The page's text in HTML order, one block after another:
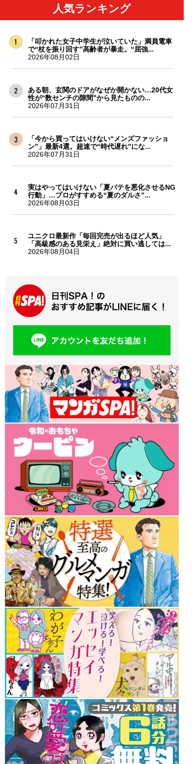
人気ランキング
「叩かれた女子中学生が泣いていた」満員電車
で“杖を振り回す”高齢者が暴走。“屈強...
2026年08月02日
ある朝、玄関のドアがなぜか開かない…20代女
性が“数センチの隙間”から見たものの...
2026年07月31日
「今から買ってはいけない“メンズファッショ
ン”」最新4選。超速で“時代遅れ”にな...
2026年07月31日
実はやってはいけない「夏バテを悪化させるNG
行動」…プロがすすめる“夏のダルさ”...
2026年08月03日
ユニクロ最新作「毎回完売が出るほど人気」
「高級感のある見栄え」絶対に買い逃しては...
2026年08月04日